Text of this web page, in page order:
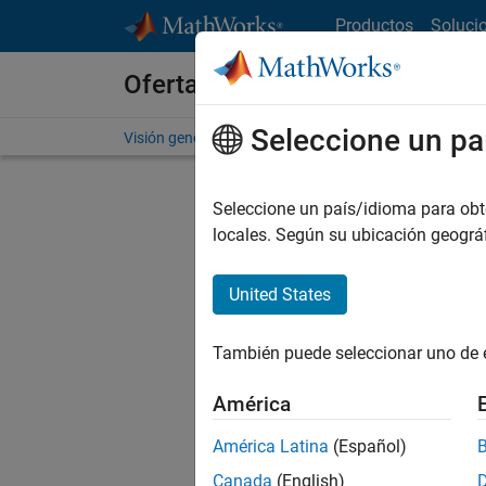
Productos
Ofertas de empleo en
Visión general Búsqueda de empleo Oficinas
No se
Seleccione un
Seleccione un país/idioma para
locales. Según su ubicación
United States
También puede seleccionar uno
América
América Latina (Español)
Canada (English)